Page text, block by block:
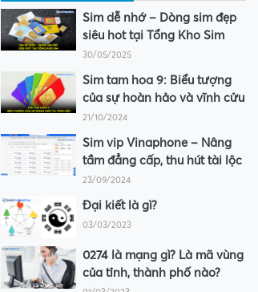
Sim dễ nhớ – Dòng sim đẹp
siêu hot tại Tổng Kho Sim
30/05/2025
Sim tam hoa 9: Biểu tượng
của sự hoàn hảo và vĩnh cửu
21/10/2024
Sim vip Vinaphone – Nâng
tầm đẳng cấp, thu hút tài lộc
23/09/2024
Đại kiết là gì?
03/03/2023
0274 là mạng gì? Là mã vùng
của tỉnh, thành phố nào?